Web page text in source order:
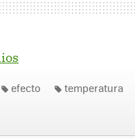
efecto temperatura